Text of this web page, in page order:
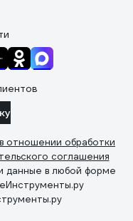
отношении обработки
соглашения
данные в любой форме